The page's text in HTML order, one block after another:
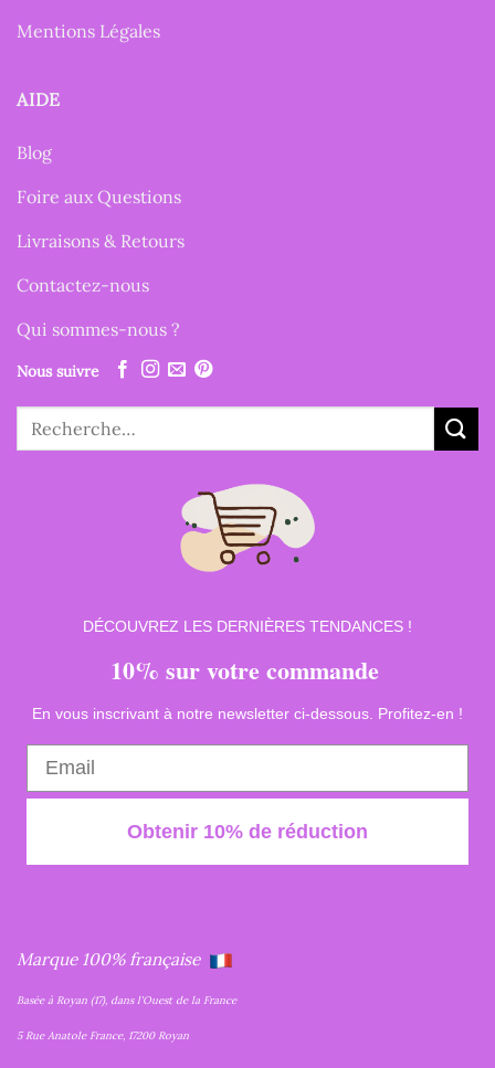
Mentions Légales
AIDE
Blog
Foire aux Questions
Livraisons & Retours
Contactez-nous
Qui sommes-nous ?
Nous suivre
Recherche
pour :
DÉCOUVREZ LES DERNIÈRES TENDANCES !
10% sur votre commande
En vous inscrivant à notre newsletter ci-dessous. Profitez-en !
Obtenir 10% de réduction
Marque 100% française
Basée à Royan (17), dans l'Ouest de la France
5 Rue Anatole France, 17200 Royan